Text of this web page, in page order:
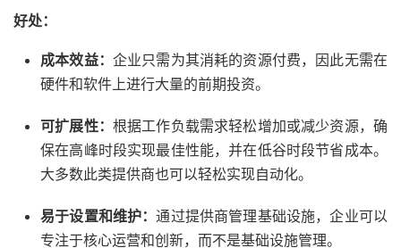
好处：
成本效益： 企业只需为其消耗的资源付费，因此无需在
硬件和软件上进行大量的前期投资。
可扩展性： 根据工作负载需求轻松增加或减少资源，确
保在高峰时段实现最佳性能，并在低谷时段节省成本。
大多数此类提供商也可以轻松实现自动化。
易于设置和维护：通过提供商管理基础设施，企业可以
专注于核心运营和创新，而不是基础设施管理。